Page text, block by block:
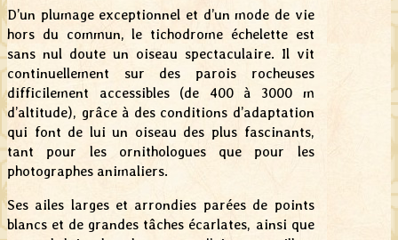
D’un plumage exceptionnel et d’un mode de vie
hors du commun, le tichodrome échelette est
sans nul doute un oiseau spectaculaire. Il vit
continuellement sur des parois rocheuses
difficilement accessibles (de 400 à 3000 m
d’altitude), grâce à des conditions d’adaptation
qui font de lui un oiseau des plus fascinants,
tant pour les ornithologues que pour les
photographes animaliers.
Ses ailes larges et arrondies parées de points
blancs et de grandes tâches écarlates, ainsi que